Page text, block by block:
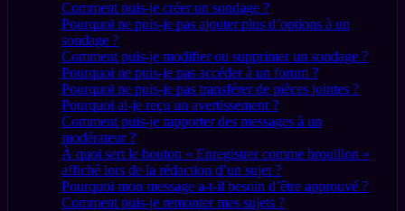
Comment puis-je créer un sondage ?
Pourquoi ne puis-je pas ajouter plus d’options à un
sondage ?
Comment puis-je modifier ou supprimer un sondage ?
Pourquoi ne puis-je pas accéder à un forum ?
Pourquoi ne puis-je pas transférer de pièces jointes ?
Pourquoi ai-je reçu un avertissement ?
Comment puis-je rapporter des messages à un
modérateur ?
À quoi sert le bouton « Enregistrer comme brouillon »
affiché lors de la rédaction d’un sujet ?
Pourquoi mon message a-t-il besoin d’être approuvé ?
Comment puis-je remonter mes sujets ?